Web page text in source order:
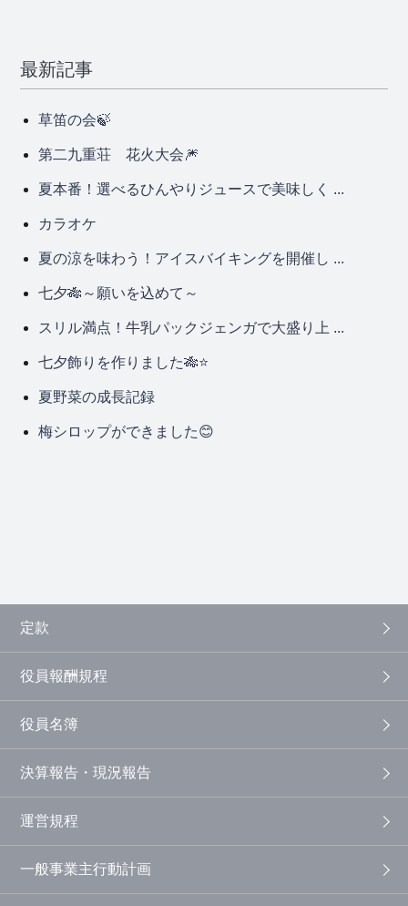
最新記事
草笛の会🍃
第二九重荘 花火大会🎆
夏本番！選べるひんやりジュースで美味しく ...
カラオケ
夏の涼を味わう！アイスバイキングを開催し ...
七夕🎋～願いを込めて～
スリル満点！牛乳パックジェンガで大盛り上 ...
七夕飾りを作りました🎋⭐
夏野菜の成長記録
梅シロップができました😊
定款
役員報酬規程
役員名簿
決算報告・現況報告
運営規程
一般事業主行動計画